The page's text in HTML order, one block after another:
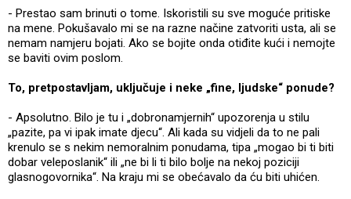
- Prestao sam brinuti o tome. Iskoristili su sve moguće pritiske
na mene. Pokušavalo mi se na razne načine zatvoriti usta, ali se
nemam namjeru bojati. Ako se bojite onda otiđite kući i nemojte
se baviti ovim poslom.
To, pretpostavljam, uključuje i neke „fine, ljudske“ ponude?
- Apsolutno. Bilo je tu i „dobronamjernih“ upozorenja u stilu
„pazite, pa vi ipak imate djecu“. Ali kada su vidjeli da to ne pali
krenulo se s nekim nemoralnim ponudama, tipa „mogao bi ti biti
dobar veleposlanik“ ili „ne bi li ti bilo bolje na nekoj poziciji
glasnogovornika“. Na kraju mi se obećavalo da ću biti uhićen.